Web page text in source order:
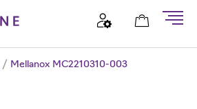
/ Mellanox MC2210310-003